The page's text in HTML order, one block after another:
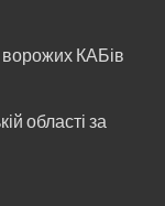
ворожих КАБів
області за